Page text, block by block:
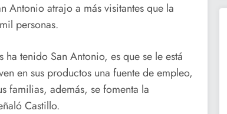
Antonio atrajo a más visitantes que la
personas.
ha tenido San Antonio, es que se le está
en sus productos una fuente de empleo,
familias, además, se fomenta la
Castillo.